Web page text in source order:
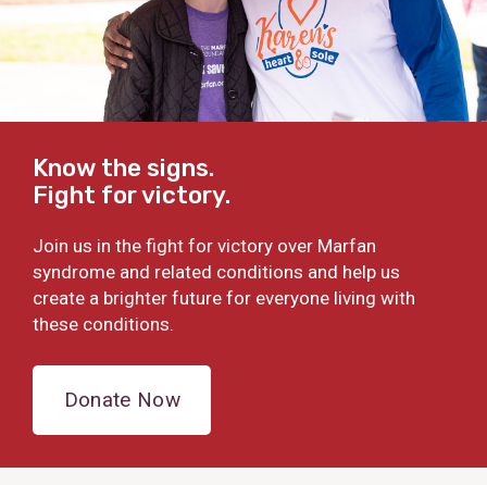
Know the signs.
Fight for victory.
Join us in the fight for victory over Marfan
syndrome and related conditions and help us
create a brighter future for everyone living with
these conditions.
Donate Now